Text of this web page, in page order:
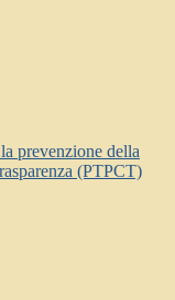
prevenzione della
(PTPCT)